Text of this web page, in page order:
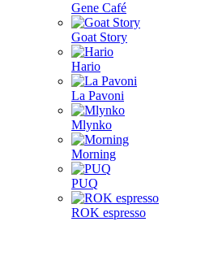
Gene Café
Goat Story
Hario
La Pavoni
Mlynko
Morning
PUQ
ROK espresso